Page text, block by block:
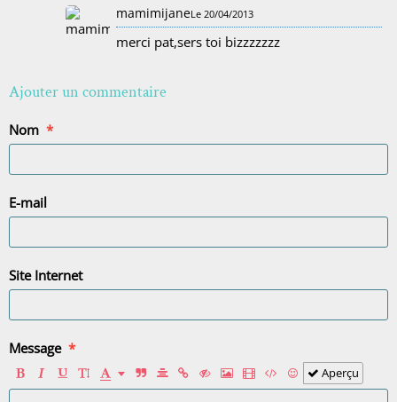
mamimijaneLe 20/04/2013
merci pat,sers toi bizzzzzzz
Ajouter un commentaire
Nom
E-mail
Site Internet
Message
Aperçu